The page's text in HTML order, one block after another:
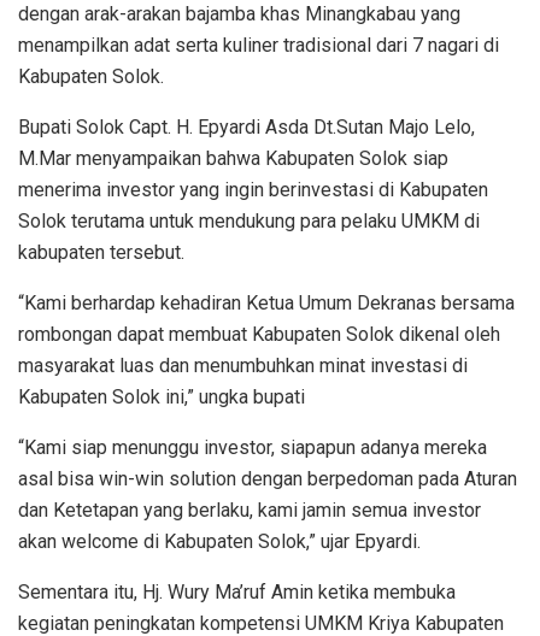
dengan arak-arakan bajamba khas Minangkabau yang
menampilkan adat serta kuliner tradisional dari 7 nagari di
Kabupaten Solok.
Bupati Solok Capt. H. Epyardi Asda Dt.Sutan Majo Lelo,
M.Mar menyampaikan bahwa Kabupaten Solok siap
menerima investor yang ingin berinvestasi di Kabupaten
Solok terutama untuk mendukung para pelaku UMKM di
kabupaten tersebut.
“Kami berhardap kehadiran Ketua Umum Dekranas bersama
rombongan dapat membuat Kabupaten Solok dikenal oleh
masyarakat luas dan menumbuhkan minat investasi di
Kabupaten Solok ini,” ungka bupati
“Kami siap menunggu investor, siapapun adanya mereka
asal bisa win-win solution dengan berpedoman pada Aturan
dan Ketetapan yang berlaku, kami jamin semua investor
akan welcome di Kabupaten Solok,” ujar Epyardi.
Sementara itu, Hj. Wury Ma’ruf Amin ketika membuka
kegiatan peningkatan kompetensi UMKM Kriya Kabupaten